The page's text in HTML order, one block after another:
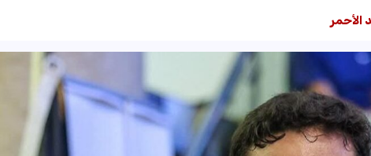
الأحمر